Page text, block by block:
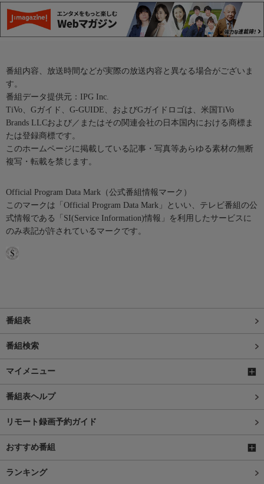
番組内容、放送時間などが実際の放送内容と異なる場合がございま
す。
番組データ提供元：IPG Inc.
TiVo、Gガイド、G-GUIDE、およびGガイドロゴは、米国TiVo
Brands LLCおよび／またはその関連会社の日本国内における商標ま
たは登録商標です。
このホームページに掲載している記事・写真等あらゆる素材の無断
複写・転載を禁じます。
Official Program Data Mark（公式番組情報マーク）
このマークは「Official Program Data Mark」といい、テレビ番組の公
式情報である「SI(Service Information)情報」を利用したサービスに
のみ表記が許されているマークです。
番組表
番組検索
マイメニュー
番組表ヘルプ
リモート録画予約ガイド
おすすめ番組
ランキング